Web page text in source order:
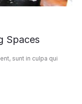
Spaces
sunt in culpa qui